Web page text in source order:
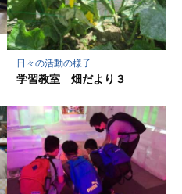
日々の活動の様子
学習教室 畑だより３